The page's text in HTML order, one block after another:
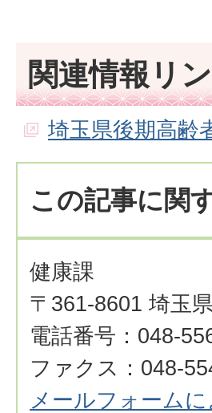
関連情報リ
埼玉県後期高齢
この記事に関
健康課
〒361-8601 埼玉
電話番号：048-
ファクス：048-
メールフォーム